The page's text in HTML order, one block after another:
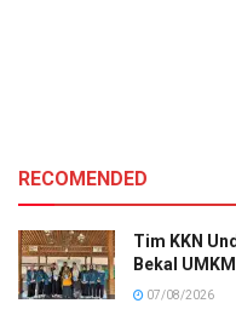
RECOMENDED
Tim KKN
Bekal
07/08/2026